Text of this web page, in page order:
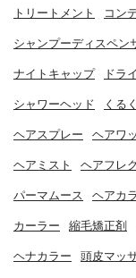
トリートメント コン
シャンプーディスペン
ナイトキャップ ドラ
シャワーヘッド くる
ヘアスプレー ヘアワ
ヘアミスト ヘアフレ
パーマムース ヘアカ
カーラー 縮毛矯正剤
ヘナカラー 頭皮マッ